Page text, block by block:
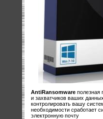
AntiRansomware полезная
и захватчиков ваших
контролировать вашу
необходимости сработает
электронную почту